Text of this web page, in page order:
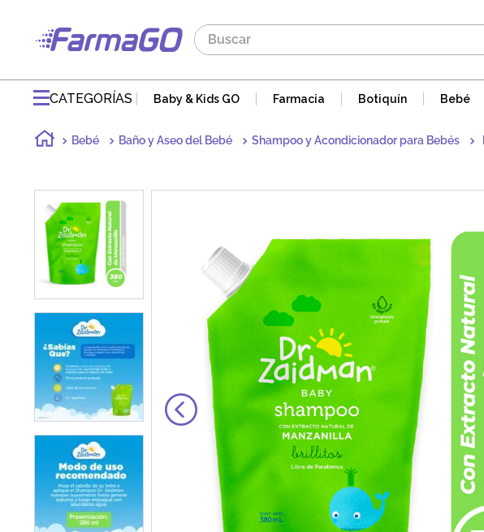
Buscar
CATEGORÍAS Baby & Kids GO Farmacia Botiquín Bebé
Bebé Baño y Aseo del Bebé Shampoo y Acondicionador para Bebés
1.
maddre
5.
gaseovet
6.
acnomel
7.
mucovit
8.
doloral
electrolight
10. nutribén